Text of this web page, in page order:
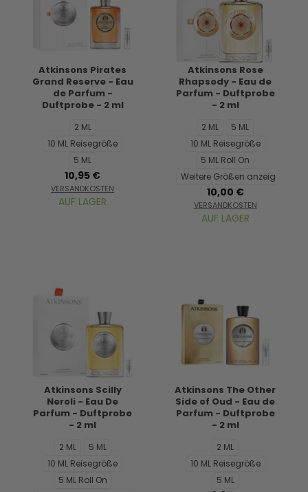
Atkinsons Pirates
Grand Reserve - Eau
de Parfum -
Duftprobe - 2 ml
2 ML
10 ML Reisegröße
5 ML
10,95 €
VERSANDKOSTEN
AUF LAGER
Atkinsons Rose
Rhapsody - Eau de
Parfum - Duftprobe
- 2 ml
2 ML
5 ML
10 ML Reisegröße
5 ML Roll On
Weitere Größen anzeigen...
10,00 €
VERSANDKOSTEN
AUF LAGER
Atkinsons Scilly
Neroli - Eau De
Parfum - Duftprobe
- 2 ml
2 ML
5 ML
10 ML Reisegröße
5 ML Roll On
Atkinsons The Other
Side of Oud - Eau de
Parfum - Duftprobe
- 2 ml
2 ML
10 ML Reisegröße
5 ML